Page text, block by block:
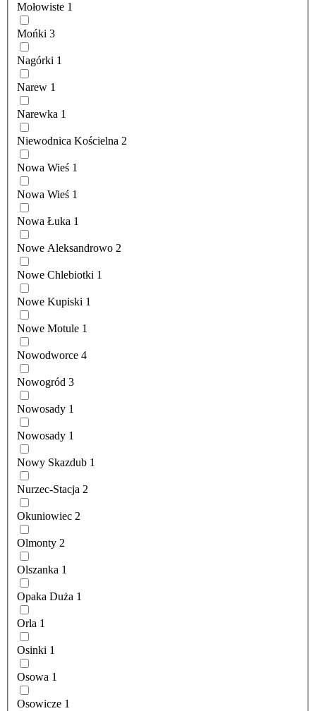
Mołowiste 1
Mońki 3
Nagórki 1
Narew 1
Narewka 1
Niewodnica Kościelna 2
Nowa Wieś 1
Nowa Wieś 1
Nowa Łuka 1
Nowe Aleksandrowo 2
Nowe Chlebiotki 1
Nowe Kupiski 1
Nowe Motule 1
Nowodworce 4
Nowogród 3
Nowosady 1
Nowosady 1
Nowy Skazdub 1
Nurzec-Stacja 2
Okuniowiec 2
Olmonty 2
Olszanka 1
Opaka Duża 1
Orla 1
Osinki 1
Osowa 1
Osowicze 1